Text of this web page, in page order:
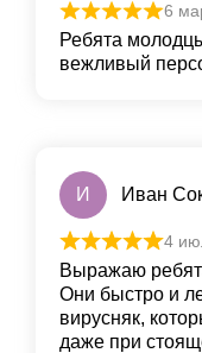
6
Ребята
вежливый
И Иван
4
Выражаю
Они быстро и
вирусняк,
даже при